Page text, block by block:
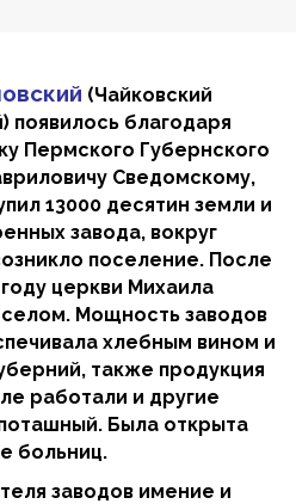
(Чайковский
появилось благодаря
Пермского Губернского
Сведомскому,
13000 десятин земли и
завода, вокруг
поселение. После
церкви Михаила
Мощность заводов
хлебным вином и
также продукция
работали и другие
Была открыта
больниц.
заводов имение и